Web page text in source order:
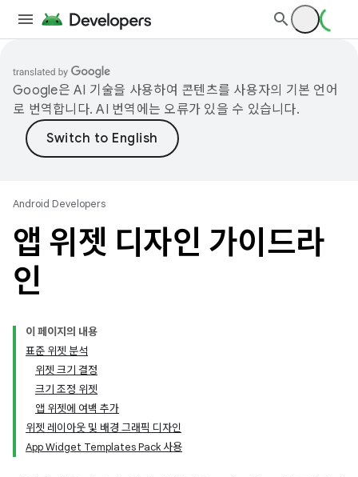
Google은 AI 기술을 사용하여 콘텐츠를 사용자의 기본 언어
로 번역합니다. AI 번역에는 오류가 있을 수 있습니다.
Android Developers
앱 위젯 디자인 가이드라
인
이 페이지의 내용
표준 위젯 분석
위젯 크기 결정
크기 조정 위젯
앱 위젯에 여백 추가
위젯 레이아웃 및 배경 그래픽 디자인
App Widget Templates Pack 사용